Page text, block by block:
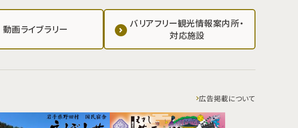
動画ライブラリー
バリアフリー観光情報案内所・
対応施設
広告掲載について